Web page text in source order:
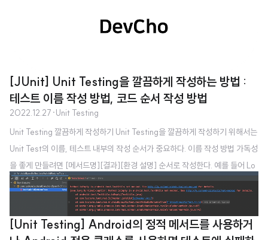
[JUnit] Unit Testing을 깔끔하게 작성하는 방법 :
테스트 이름 작성 방법, 코드 순서 작성 방법
2022.12.27 ·Unit Testing
Unit Testing 깔끔하게 작성하기 Unit Testing을 깔끔하게 작성하기 위해서는
Unit Test의 이름, 테스트 내부의 작성 순서가 중요하다. 이름 작성 방법 가독성
을 좋게 만들려면 [메서드명][결과][환경 설명] 순서로 작성한다. 예를 들어 Lo
ginRepository에서 Login이 Success했을 때, LoginUseCase의 login이
Success 해야 한다면 [login][Success][WhenLoginRepositoryLoginSu
ccess]와 같이 같이 테스트 이름이 작성될 수 있다. @Test fun loginSucces
sWhenLoginRepositoryLoginSuccess() { val repositorySuccessRes
[Unit Testing] Android의 정적 메서드를 사용하거